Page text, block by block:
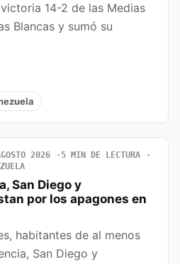
14-2 de las Medias
Blancas y sumó su
2026
5 MIN DE LECTURA
San Diego y
por los apagones en
habitantes de al menos
San Diego y